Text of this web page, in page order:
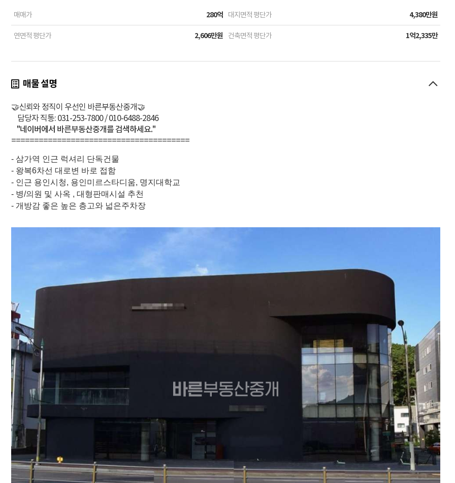
매매가 280억 대지면적 평단가 4,380만원
연면적 평단가 2,606만원 건축면적 평단가 1억2,335만
매물 설명
🤝신뢰와 정직이 우선인 바른부동산중개🤝
담당자 직통: 031-253-7800 / 010-6488-2846
"네이버에서 바른부동산중개를 검색하세요."
=======================================
- 삼가역 인근 럭셔리 단독건물
- 왕복6차선 대로변 바로 접함
- 인근 용인시청, 용인미르스타디움, 명지대학교
- 병/의원 및 사옥 , 대형판매시설 추천
- 개방감 좋은 높은 층고와 넓은주차장